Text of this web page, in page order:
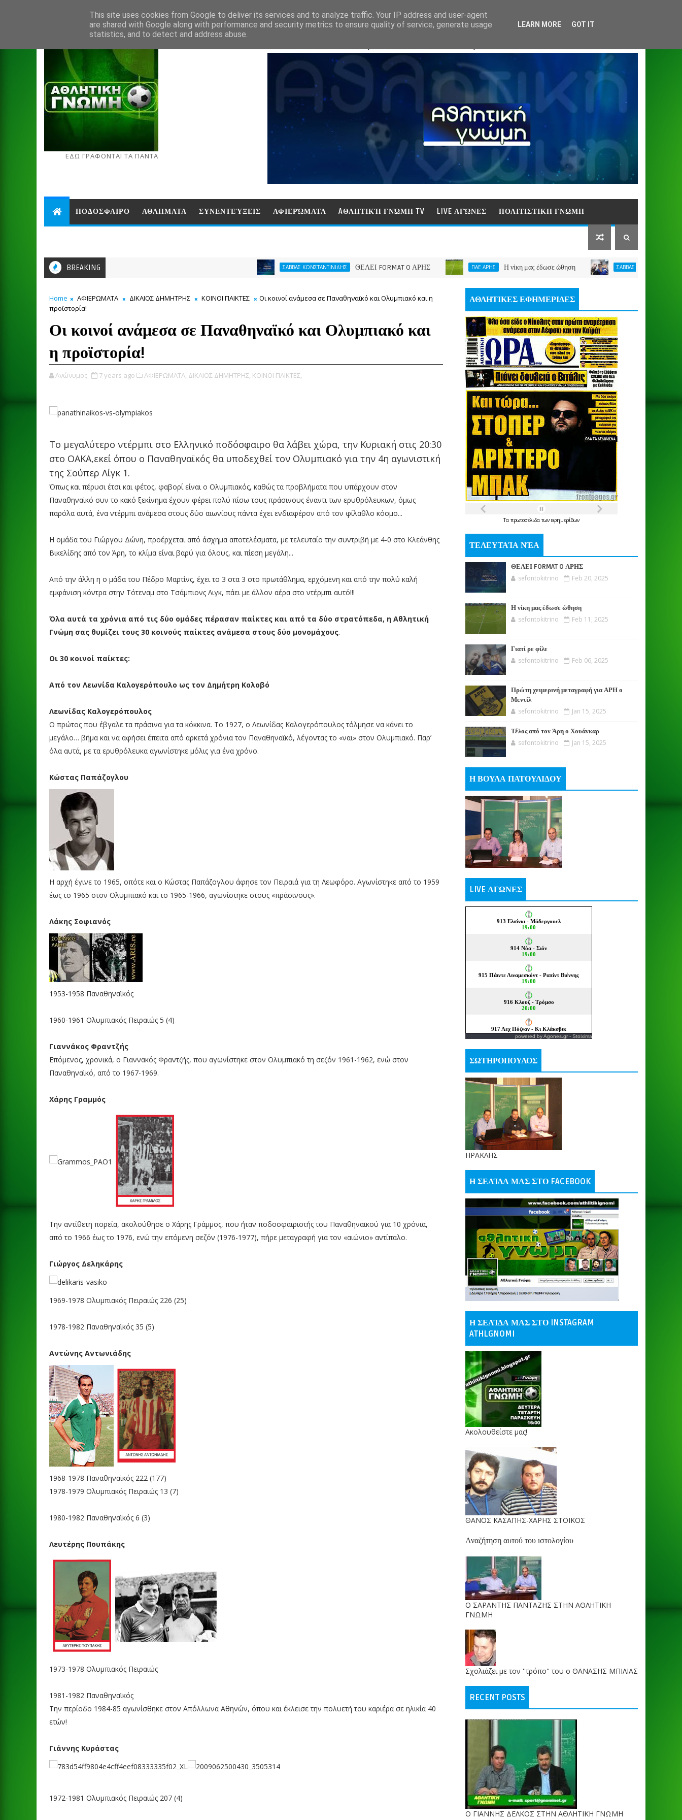
ΕΔΩ ΓΡΑΦΟΝΤΑΙ ΤΑ ΠΑΝΤΑ
ΠΟΔΟΣΦΑΙΡΟ ΑΘΛΗΜΑΤΑ ΣΥΝΕΝΤΕΎΞΕΙΣ ΑΦΙΕΡΏΜΑΤΑ AΘΛΗΤΙΚΉ ΓΝΏΜΗ TV LIVE ΑΓΏΝΕΣ ΠΟΛΙΤΙΣΤΙΚΗ ΓΝΩΜΗ
BREAKING ΣΑΒΒΑΣ ΚΩΝΣΤΑΝΤΙΝΙΔΗΣ ΘΕΛΕΙ FORMAT O ΑΡΗΣ ΠΑΕ ΑΡΗΣ Η νίκη μας έδωσε ώθηση ΣΑΒΒΑΣ ΚΩΝΣΤΑΝΤΙΝΙΔΗΣ
Home ΑΦΙΕΡΩΜΑΤΑ ΔΙΚΑΙΟΣ ΔΗΜΗΤΡΗΣ ΚΟΙΝΟΙ ΠΑΙΚΤΕΣ
Οι κοινοί ανάμεσα σε Παναθηναϊκό και Ολυμπιακό και η
προϊστορία!
Οι κοινοί ανάμεσα σε Παναθηναϊκό και Ολυμπιακό και
η προϊστορία!
Ανώνυμος 7 years ago ΑΦΙΕΡΩΜΑΤΑ, ΔΙΚΑΙΟΣ ΔΗΜΗΤΡΗΣ, ΚΟΙΝΟΙ ΠΑΙΚΤΕΣ,
Το μεγαλύτερο ντέρμπι στο Ελληνικό ποδόσφαιρο θα λάβει χώρα, την Κυριακή στις 20:30
στο ΟΑΚΑ,εκεί όπου ο Παναθηναϊκός θα υποδεχθεί τον Ολυμπιακό για την 4η αγωνιστική
της Σούπερ Λίγκ 1.
Όπως και πέρυσι έτσι και φέτος, φαβορί είναι ο Ολυμπιακός, καθώς τα προβλήματα που υπάρχουν στον
Παναθηναϊκό συν το κακό ξεκίνημα έχουν φέρει πολύ πίσω τους πράσινους έναντι των ερυθρόλευκων, όμως
παρόλα αυτά, ένα ντέρμπι ανάμεσα στους δύο αιωνίους πάντα έχει ενδιαφέρον από τον φίλαθλο κόσμο...
Η ομάδα του Γιώργου Δώνη, προέρχεται από άσχημα αποτελέσματα, με τελευταίο την συντριβή με 4-0 στο Κλεάνθης
Βικελίδης από τον Άρη, το κλίμα είναι βαρύ για όλους, και πίεση μεγάλη...
Από την άλλη η ο μάδα του Πέδρο Μαρτίνς, έχει το 3 στα 3 στο πρωτάθλημα, ερχόμενη και από την πολύ καλή
εμφάνιση κόντρα στην Τότεναμ στο Τσάμπιονς Λιγκ, πάει με άλλον αέρα στο ντέρμπι αυτό!!!
Όλα αυτά τα χρόνια από τις δύο ομάδες πέρασαν παίκτες και από τα δύο στρατόπεδα, η Αθλητική
Γνώμη σας θυμίζει τους 30 κοινούς παίκτες ανάμεσα στους δύο μονομάχους.
Οι 30 κοινοί παίκτες:
Από τον Λεωνίδα Καλογερόπουλο ως τον Δημήτρη Κολοβό
Λεωνίδας Καλογερόπουλος
Ο πρώτος που έβγαλε τα πράσινα για τα κόκκινα. Το 1927, ο Λεωνίδας Καλογερόπουλος τόλμησε να κάνει το
μεγάλο… βήμα και να αφήσει έπειτα από αρκετά χρόνια τον Παναθηναϊκό, λέγοντας το «ναι» στον Ολυμπιακό. Παρ’
όλα αυτά, με τα ερυθρόλευκα αγωνίστηκε μόλις για ένα χρόνο.
Κώστας Παπάζογλου
Η αρχή έγινε το 1965, οπότε και ο Κώστας Παπάζογλου άφησε τον Πειραιά για τη Λεωφόρο. Αγωνίστηκε από το 1959
έως το 1965 στον Ολυμπιακό και το 1965-1966, αγωνίστηκε στους «πράσινους».
Λάκης Σοφιανός
1953-1958 Παναθηναϊκός
1960-1961 Ολυμπιακός Πειραιώς 5 (4)
Γιαννάκος Φραντζής
Επόμενος, χρονικά, ο Γιαννακός Φραντζής, που αγωνίστηκε στον Ολυμπιακό τη σεζόν 1961-1962, ενώ στον
Παναθηναϊκό, από το 1967-1969.
Χάρης Γραμμός
Την αντίθετη πορεία, ακολούθησε ο Χάρης Γράμμος, που ήταν ποδοσφαιριστής του Παναθηναϊκού για 10 χρόνια,
από το 1966 έως το 1976, ενώ την επόμενη σεζόν (1976-1977), πήρε μεταγραφή για τον «αιώνιο» αντίπαλο.
Γιώργος Δεληκάρης
1969-1978 Ολυμπιακός Πειραιώς 226 (25)
1978-1982 Παναθηναϊκός 35 (5)
Αντώνης Αντωνιάδης
1968-1978 Παναθηναϊκός 222 (177)
1978-1979 Ολυμπιακός Πειραιώς 13 (7)
1980-1982 Παναθηναϊκός 6 (3)
Λευτέρης Πουπάκης
1973-1978 Ολυμπιακός Πειραιώς
1981-1982 Παναθηναϊκός
Την περίοδο 1984-85 αγωνίσθηκε στον Απόλλωνα Αθηνών, όπου και έκλεισε την πολυετή του καριέρα σε ηλικία 40
ετών!
Γιάννης Κυράστας
1972-1981 Ολυμπιακός Πειραιώς 207 (4)
ΑΘΛΗΤΙΚΕΣ ΕΦΗΜΕΡΙΔΕΣ
Τα πρωτοσέλιδατων εφημερίδων
ΤΕΛΕΥΤΑΊΑ ΝΈΑ
ΘΕΛΕΙ FORMAT O ΑΡΗΣ
sefontokitrino Feb 20, 2025
Η νίκη μας έδωσε ώθηση
sefontokitrino Feb 11, 2025
Γιατί ρε φίλε
sefontokitrino Feb 06, 2025
Πρώτη χειμερινή μεταγραφή για ΑΡΗ ο
Μεντίλ
sefontokitrino Jan 15, 2025
Τέλος από τον Άρη ο Χουάνκαρ
sefontokitrino Jan 15, 2025
Η ΒΟΥΛΑ ΠΑΤΟΥΛΙΔΟΥ
LIVE ΑΓΩΝΕΣ
powered byAgones.gr - Stoixima
ΣΩΤΗΡΟΠΟΥΛΟΣ
ΗΡΑΚΛΗΣ
Η ΣΕΛΊΔΑ ΜΑΣ ΣΤΟ FACEBOOK
Η ΣΕΛΊΔΑ ΜΑΣ ΣΤΟ INSTAGRAM
ATHLGNOMI
Ακολουθείστε μας!
ΘΑΝΟΣ ΚΑΣΑΠΗΣ-ΧΑΡΗΣ ΣΤΟΙΚΟΣ
Αναζήτηση αυτού του ιστολογίου
O ΣΑΡΑΝΤΗΣ ΠΑΝΤΑΖΗΣ ΣΤΗΝ ΑΘΛΗΤΙΚΗ
ΓΝΩΜΗ
Σχολιάζει με τον ''τρόπο'' του ο ΘΑΝΑΣΗΣ ΜΠΙΛΙΑΣ
RECENT POSTS
Ο ΓΙΑΝΝΗΣ ΔΕΛΚΟΣ ΣΤΗΝ ΑΘΛΗΤΙΚΗ ΓΝΩΜΗ
This site uses cookies from Google to deliver its services and to analyze traffic. Your IP address and user-agent
are shared with Google along with performance and security metrics to ensure quality of service, generate usage
statistics, and to detect and address abuse.
LEARN MORE GOT IT